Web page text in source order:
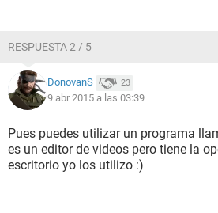
RESPUESTA 2 / 5
DonovanS 23
9 abr 2015 a las 03:39
Pues puedes utilizar un programa
es un editor de videos pero tiene la
escritorio yo los utilizo :)